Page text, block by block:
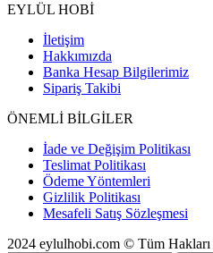
EYLÜL HOBİ
İletişim
Hakkımızda
Banka Hesap Bilgilerimiz
Sipariş Takibi
ÖNEMLİ BİLGİLER
İade ve Değişim Politikası
Teslimat Politikası
Ödeme Yöntemleri
Gizlilik Politikası
Mesafeli Satış Sözleşmesi
2024 eylulhobi.com © Tüm Hakları